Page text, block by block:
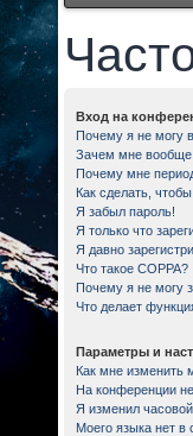
Вход на
Почему я не могу
Зачем мне вообще
Почему мне
Как сделать,
Я забыл пароль!
Я только что
Я давно
Что такое COPPA?
Почему я не могу
Что делает
Параметры и
Как мне изменить
На конференции
Я изменил
Моего языка нет в